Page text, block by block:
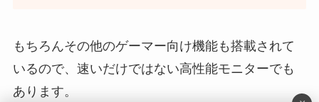
もちろんその他のゲーマー向け機能も搭載されて
いるので、速いだけではない高性能モニターでも
あります。